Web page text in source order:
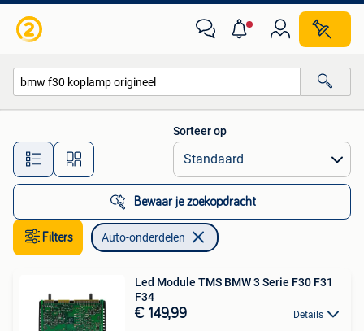
Alle afstanden…
Sorteer op
Bewaar je zoekopdracht
Filters Auto-onderdelen
Led Module TMS BMW 3 Serie F30 F31
F34
€ 149,99 Details